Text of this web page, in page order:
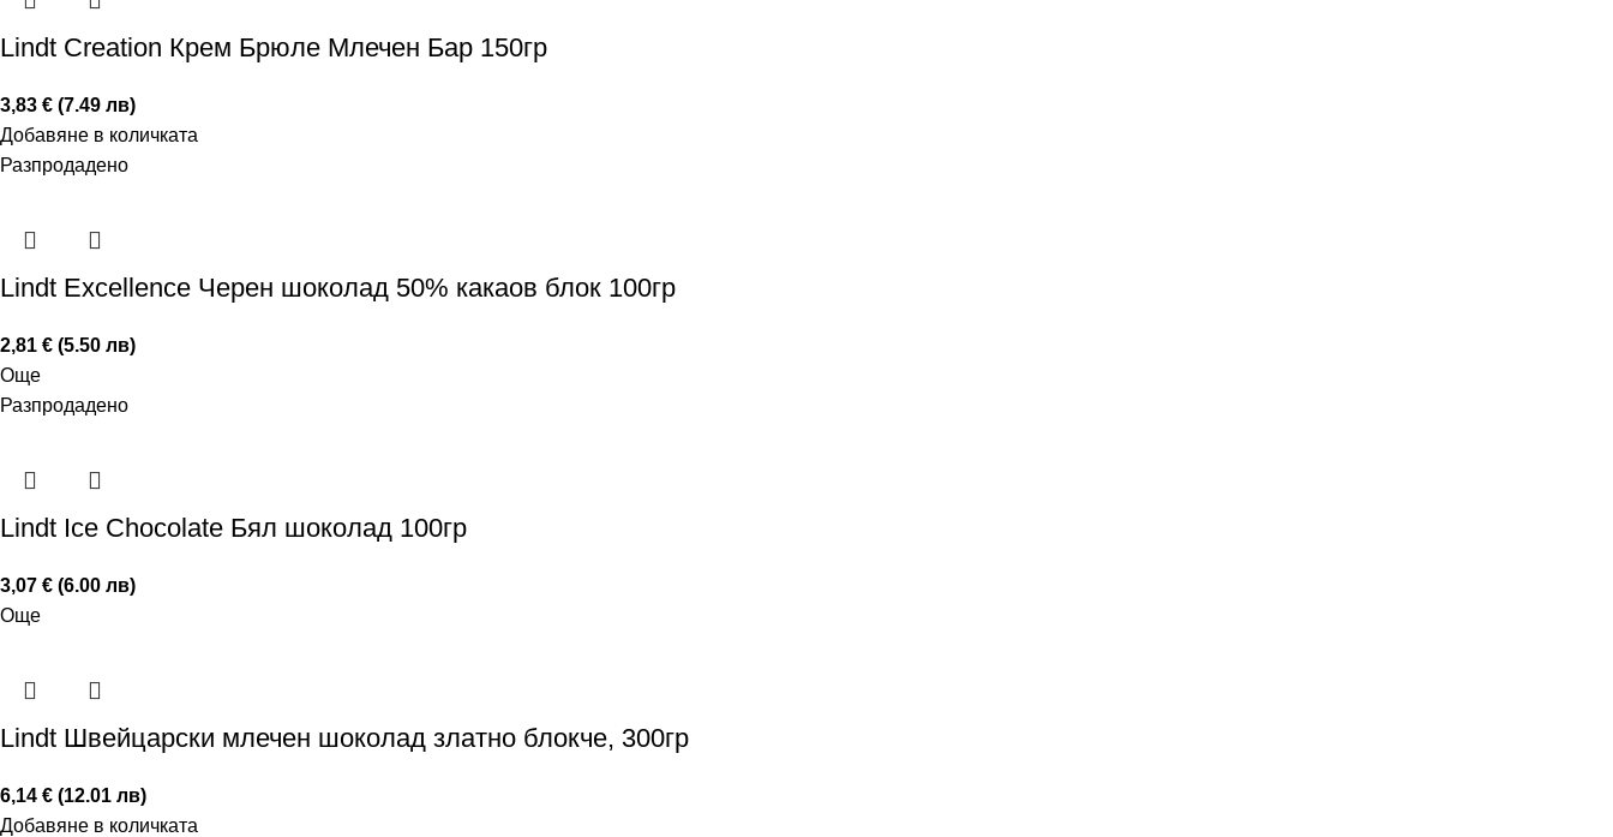
Lindt Creation Крем Брюле Млечен Бар 150гр
3,83 € (7.49 лв)
Добавяне в количката
Разпродадено
Lindt Excellence Черен шоколад 50% какаов блок 100гр
2,81 € (5.50 лв)
Още
Разпродадено
Lindt Ice Chocolate Бял шоколад 100гр
3,07 € (6.00 лв)
Още
Lindt Швейцарски млечен шоколад златно блокче, 300гр
6,14 € (12.01 лв)
Добавяне в количката